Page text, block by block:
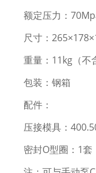
额定压力：
尺寸：
重量：11kg（不
包装：钢箱
配件：
压接模具：
密封O型圈：1套